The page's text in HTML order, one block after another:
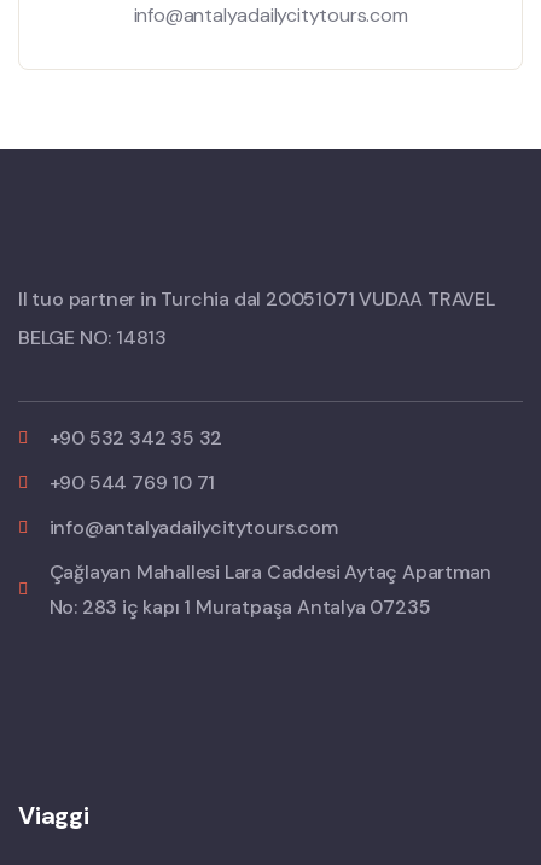
info@antalyadailycitytours.com
Il tuo partner in Turchia dal 20051071 VUDAA TRAVEL
BELGE NO: 14813
+90 532 342 35 32
+90 544 769 10 71
info@antalyadailycitytours.com
Çağlayan Mahallesi Lara Caddesi Aytaç Apartman
No: 283 iç kapı 1 Muratpaşa Antalya 07235
Viaggi